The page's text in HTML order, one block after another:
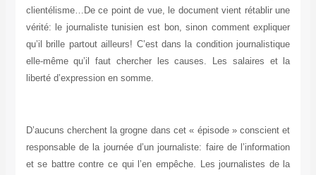
clientélisme…De ce point de vue, le document vient rétablir une
vérité: le journaliste tunisien est bon, sinon comment expliquer
qu’il brille partout ailleurs! C’est dans la condition journalistique
elle-même qu’il faut chercher les causes. Les salaires et la
liberté d’expression en somme.
D’aucuns cherchent la grogne dans cet « épisode » conscient et
responsable de la journée d’un journaliste: faire de l’information
et se battre contre ce qui l’en empêche. Les journalistes de la